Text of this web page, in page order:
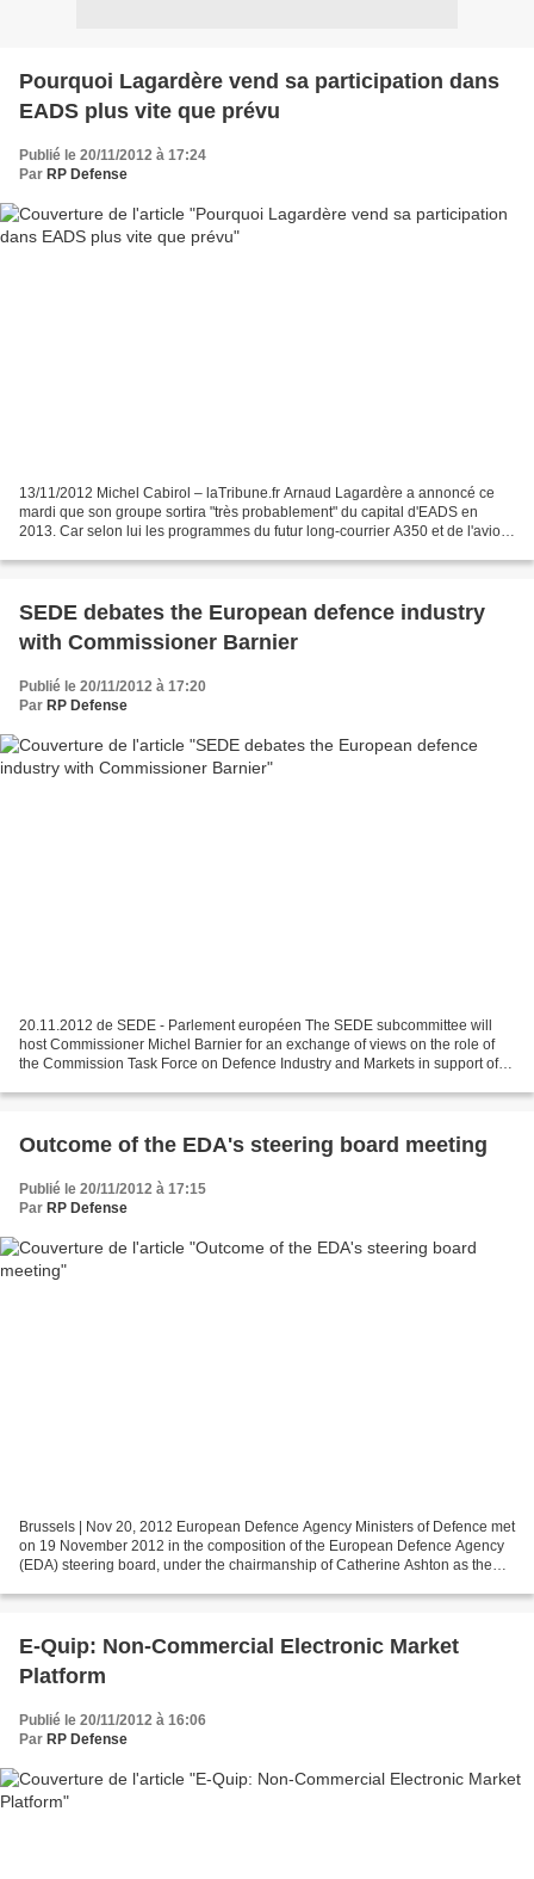
Pourquoi Lagardère vend sa participation dans
EADS plus vite que prévu
Publié le 20/11/2012 à 17:24
Par RP Defense
13/11/2012 Michel Cabirol – laTribune.fr Arnaud Lagardère a annoncé ce
mardi que son groupe sortira "très probablement" du capital d'EADS en
2013. Car selon lui les programmes du futur long-courrier A350 et de l'avion
SEDE debates the European defence industry
with Commissioner Barnier
Publié le 20/11/2012 à 17:20
Par RP Defense
20.11.2012 de SEDE - Parlement européen The SEDE subcommittee will
host Commissioner Michel Barnier for an exchange of views on the role of
the Commission Task Force on Defence Industry and Markets in support of
Outcome of the EDA's steering board meeting
Publié le 20/11/2012 à 17:15
Par RP Defense
Brussels | Nov 20, 2012 European Defence Agency Ministers of Defence met
on 19 November 2012 in the composition of the European Defence Agency
(EDA) steering board, under the chairmanship of Catherine Ashton as the
E-Quip: Non-Commercial Electronic Market
Platform
Publié le 20/11/2012 à 16:06
Par RP Defense